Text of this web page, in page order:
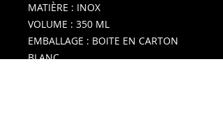
MATIÈRE : INOX
VOLUME : 350 ML
EMBALLAGE : BOITE EN CARTON
BLANC